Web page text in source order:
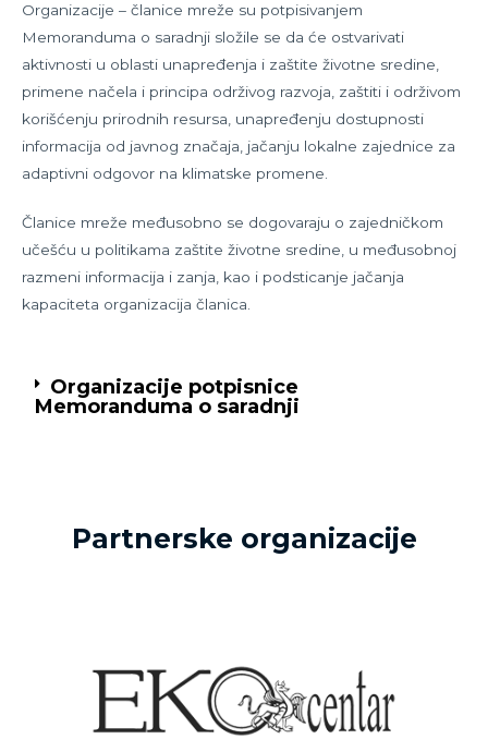
Organizacije – članice mreže su potpisivanjem
Memoranduma o saradnji složile se da će ostvarivati
aktivnosti u oblasti unapređenja i zaštite životne sredine,
primene načela i principa održivog razvoja, zaštiti i održivom
korišćenju prirodnih resursa, unapređenju dostupnosti
informacija od javnog značaja, jačanju lokalne zajednice za
adaptivni odgovor na klimatske promene.
Članice mreže međusobno se dogovaraju o zajedničkom
učešću u politikama zaštite životne sredine, u međusobnoj
razmeni informacija i zanja, kao i podsticanje jačanja
kapaciteta organizacija članica.
Organizacije potpisnice
Memoranduma o saradnji
Partnerske organizacije